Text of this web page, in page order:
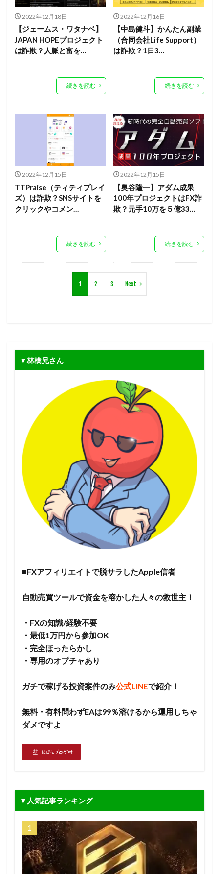
2022年12月18日
【ジェームス・ワタナベ】
JAPAN HOPEプロジェクト
は詐欺？人脈と富を…
続きを読む
2022年12月16日
【中島健斗】かんたん副業
（合同会社Life Support）
は詐欺？1日3…
続きを読む
2022年12月15日
TTPraise（ティティプレイ
ズ）は詐欺？SNSサイトを
クリックやコメン…
続きを読む
2022年12月15日
【奥谷隆一】アダム成果
100年プロジェクトはFX詐
欺？元手10万を５億33…
続きを読む
1 2 3 Next
▼林檎兄さん
■FXアフィリエイトで脱サラしたApple信者
自動売買ツールで資金を溶かした人々の救世主！
・FXの知識/経験不要
・最低1万円から参加OK
・完全ほったらかし
・専用のオプチャあり
ガチで稼げる投資案件のみ公式LINEで紹介！
無料・有料問わずEAは99％溶けるから運用しちゃ
ダメですよ
▼人気記事ランキング